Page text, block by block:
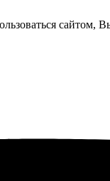
сайтом,